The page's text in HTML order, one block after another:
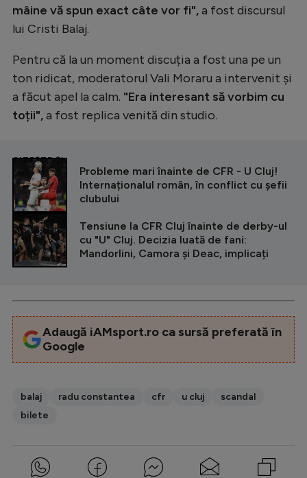
mâine vă spun exact câte vor fi",a fost discursul
lui Cristi Balaj.
Pentru că la un moment discuția a fost una pe un
ton ridicat, moderatorul Vali Moraru a intervenit și
a făcut apel la calm. "Era interesant să vorbim cu
toții",a fost replica venită din studio.
CITEȘTE ȘI
Probleme mari înainte de CFR - U Cluj!
Internaționalul român, în conflict cu șefii
clubului
Tensiune la CFR Cluj înainte de derby-ul
cu "U" Cluj. Decizia luată de fani:
Mandorlini, Camora și Deac, implicați
Adaugă iAMsport.ro ca sursă preferată în
Google
balaj radu constantea cfr u cluj
scandal
bilete